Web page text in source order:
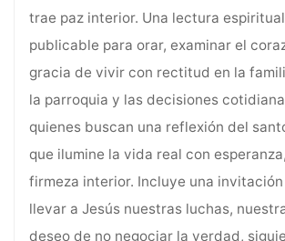
trae paz interior. Una lectura
publicable para orar, examinar el
gracia de vivir con rectitud en la
la parroquia y las decisiones
quienes buscan una reflexión del
que ilumine la vida real con
firmeza interior. Incluye una
llevar a Jesús nuestras luchas,
deseo de no negociar la verdad,